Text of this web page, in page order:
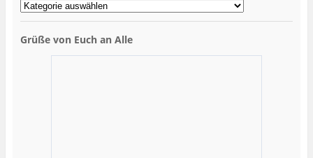
Grüße von Euch an Alle